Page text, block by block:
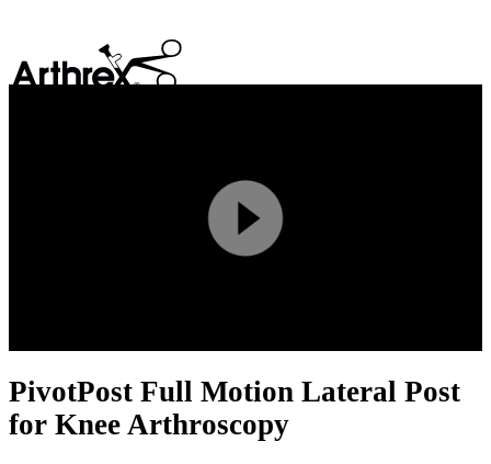
Play
Video
PivotPost Full Motion Lateral Post
for Knee Arthroscopy